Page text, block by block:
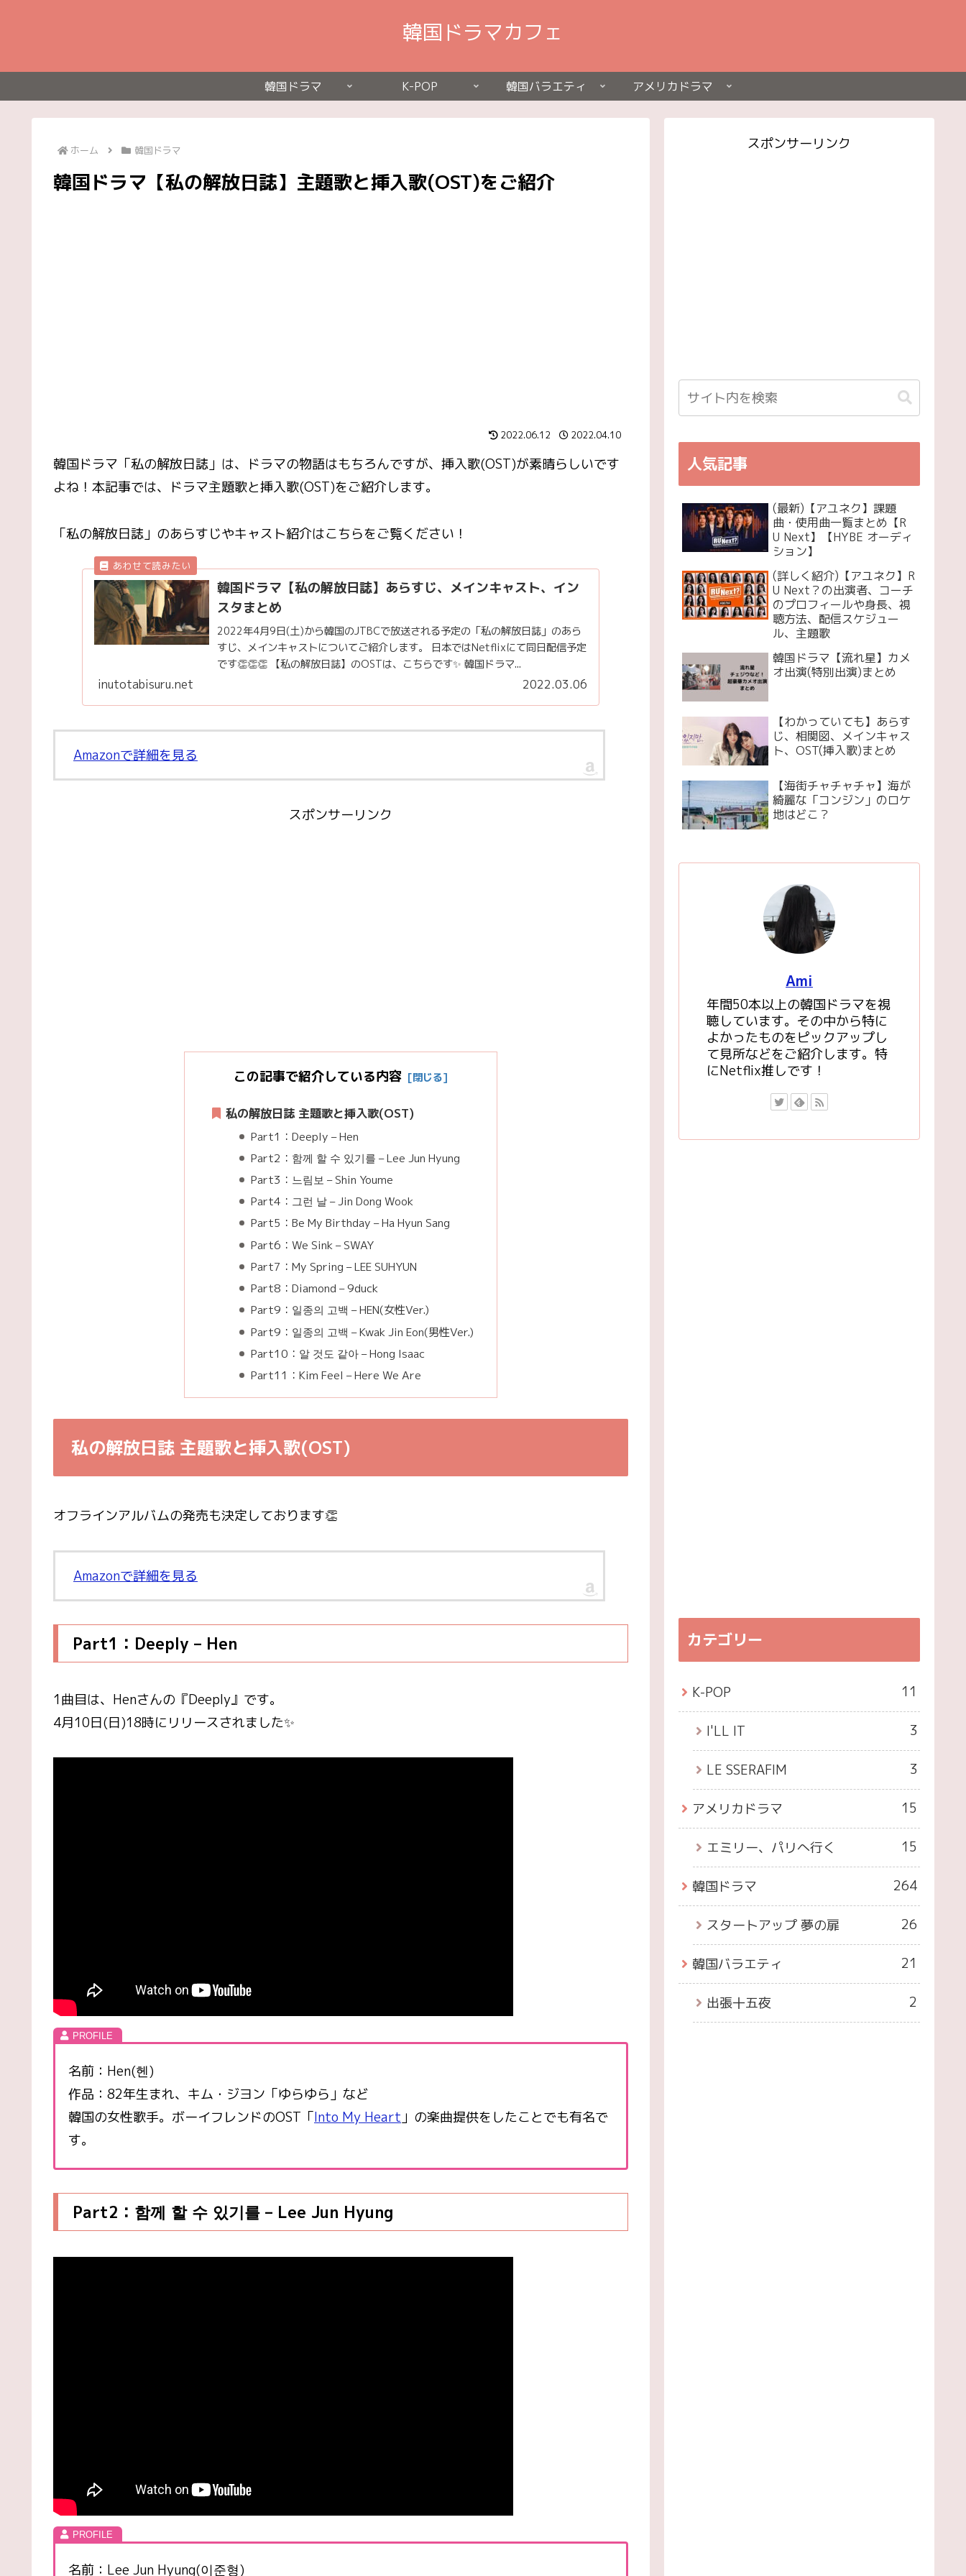
韓国ドラマカフェ
韓国ドラマ K-POP 韓国バラエティ アメリカドラマ
ホーム 韓国ドラマ
韓国ドラマ【私の解放日誌】主題歌と挿入歌(OST)をご紹介
2022.06.12 2022.04.10
韓国ドラマ「私の解放日誌」は、ドラマの物語はもちろんですが、挿入歌(OST)が素晴らしいです
よね！本記事では、ドラマ主題歌と挿入歌(OST)をご紹介します。
「私の解放日誌」のあらすじやキャスト紹介はこちらをご覧ください！
韓国ドラマ【私の解放日誌】あらすじ、メインキャスト、イン
スタまとめ
2022年4月9日(土)から韓国のJTBCで放送される予定の「私の解放日誌」のあら
すじ、メインキャストについてご紹介します。 日本ではNetflixにて同日配信予定
です👏👏👏 【私の解放日誌】のOSTは、こちらです✨ 韓国ドラマ...
inutotabisuru.net 2022.03.06
Amazonで詳細を見る
スポンサーリンク
この記事で紹介している内容
私の解放日誌 主題歌と挿入歌(OST)
Part1：Deeply – Hen
Part2：함께 할 수 있기를 – Lee Jun Hyung
Part3：느림보 – Shin Youme
Part4：그런 날 – Jin Dong Wook
Part5：Be My Birthday – Ha Hyun Sang
Part6：We Sink – SWAY
Part7：My Spring – LEE SUHYUN
Part8：Diamond – 9duck
Part9：일종의 고백 – HEN(女性Ver.)
Part9：일종의 고백 – Kwak Jin Eon(男性Ver.)
Part10：알 것도 같아 – Hong Isaac
Part11：Kim Feel – Here We Are
私の解放日誌 主題歌と挿入歌(OST)
オフラインアルバムの発売も決定しております👏
Amazonで詳細を見る
Part1：Deeply – Hen
1曲目は、Henさんの『Deeply』です。
4月10日(日)18時にリリースされました✨
名前：Hen(헨)
作品：82年生まれ、キム・ジヨン「ゆらゆら」など
韓国の女性歌手。ボーイフレンドのOST「Into My Heart 」の楽曲提供をしたことでも有名で
す。
Part2：함께 할 수 있기를 – Lee Jun Hyung
名前：Lee Jun Hyung(이준형)
スポンサーリンク
人気記事
(最新)【アユネク】課題
曲・使用曲一覧まとめ【R
U Next】【HYBE オーディ
ション】
(詳しく紹介)【アユネク】R
U Next？の出演者、コーチ
のプロフィールや身長、視
聴方法、配信スケジュー
ル、主題歌
韓国ドラマ【流れ星】カメ
オ出演(特別出演)まとめ
【わかっていても】あらす
じ、相関図、メインキャス
ト、OST(挿入歌)まとめ
【海街チャチャチャ】海が
綺麗な「コンジン」のロケ
地はどこ？
Ami
年間50本以上の韓国ドラマを視
聴しています。その中から特に
よかったものをピックアップし
て見所などをご紹介します。特
にNetflix推しです！
カテゴリー
K-POP 11
I'LL IT 3
LE SSERAFIM 3
アメリカドラマ 15
エミリー、パリへ行く 15
韓国ドラマ 264
スタートアップ 夢の扉 26
韓国バラエティ 21
出張十五夜 2